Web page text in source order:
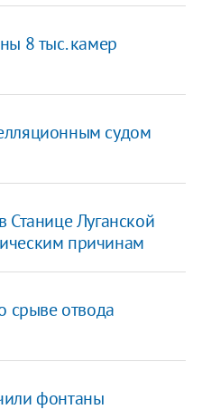
8 тыс. камер
судом
Станице Луганской
причинам
срыве отвода
фонтаны